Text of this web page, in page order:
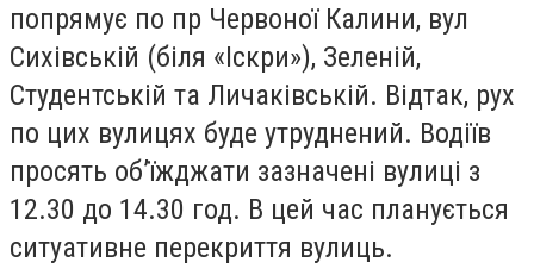
попрямує по пр Червоної Калини, вул
Сихівській (біля «Іскри»), Зеленій,
Студентській та Личаківській. Відтак, рух
по цих вулицях буде утруднений. Водіїв
просять об’їжджати зазначені вулиці з
12.30 до 14.30 год. В цей час планується
ситуативне перекриття вулиць.